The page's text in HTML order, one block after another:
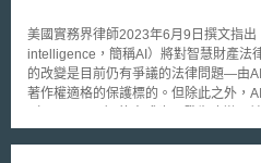
Exemption) Instrument 2016/1175 以
Licensing Exemption) Instrument 2016/1176。 3.ASIC也可
化的執照豁免以促進產品或服務測試，
沙盒架構。 因此基本上，只要符合法定以及上述兩個instruments的規
定，就可以自動取得監管沙盒的鬆綁，
法定以及Instrument 2016/1175、
美國實務界律師2023年6月9日撰文指出
intelligence，簡稱AI）將對智慧財產法
的改變是目前仍有爭議的法律問題—由
著作權適格的保護標的。但除此之外，
智慧財產組合之方式。 1.簡化先前技術之檢索 無論是評估新產品的可專利